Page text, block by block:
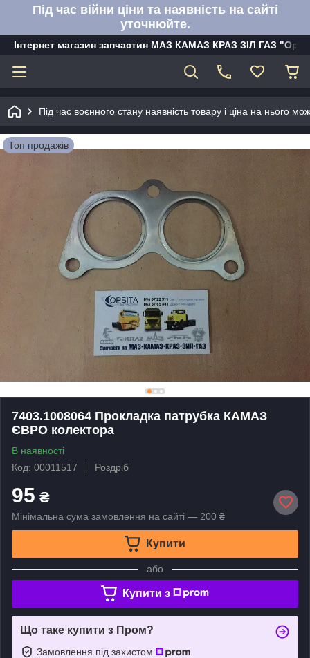
Під час війни ціни та наявність на сайті
уточнюйте.
Інтернет магазин запчастин МАЗ КАМАЗ КРАЗ ЗІЛ ГАЗ
Під час воєнного стану наявність товару і ціна на нього
Топ продажів
7403.1008064 Прокладка патрубка КАМАЗ
ЄВРО колектора
В наявності
Код: 00011517
Роздріб
95 ₴
Мінімальна сума замовлення на сайті — 200 ₴
Купити
або
Купити з
Що таке купити з Пром?
Замовлення під захистом